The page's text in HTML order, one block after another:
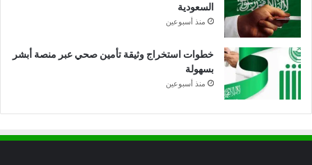
السعودية
منذ أسبوعين
خطوات استخراج وثيقة تأمين صحي عبر منصة أبشر
بسهولة
منذ أسبوعين